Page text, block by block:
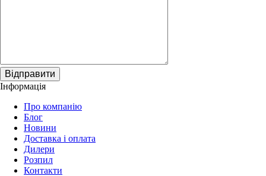
Відправити
Інформація
Про компанію
Блог
Новини
Доставка і оплата
Дилери
Розпил
Контакти